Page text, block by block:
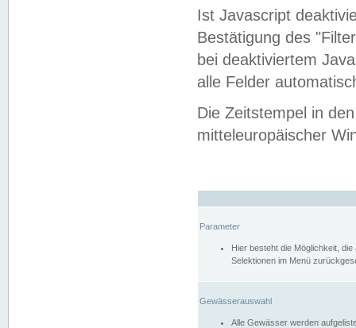
Ist Javascript
Bestätigung des
bei deaktiviertem
alle Felder
Die Zeitstempel in
mitteleuropäischer
Parameter
Hier besteht die Möglichkeit,
Selektionen im Menü
Gewässerauswahl
Alle Gewässer werden